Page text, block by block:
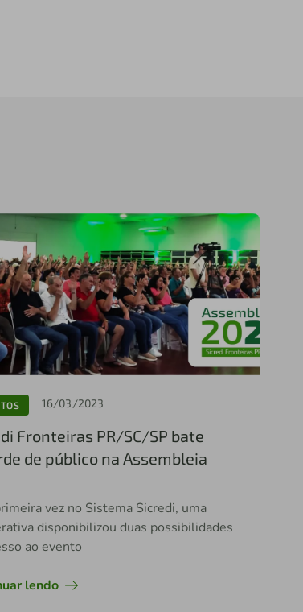
16/03/2023
Fronteiras PR/SC/SP bate
de público na Assembleia
vez no Sistema Sicredi, uma
disponibilizou duas possibilidades
ao evento
lendo